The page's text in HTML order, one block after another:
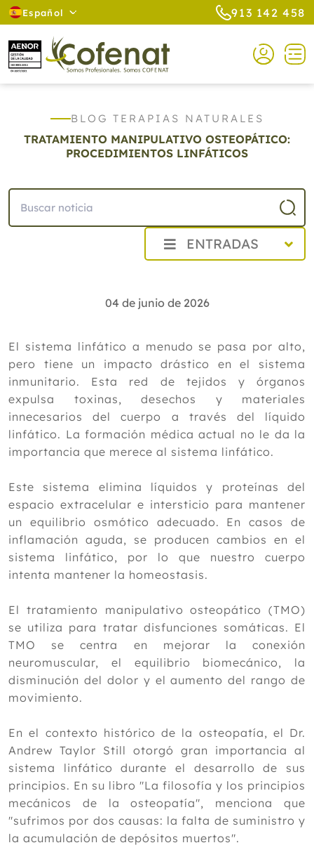
Español 913 142 458
BLOG TERAPIAS NATURALES
TRATAMIENTO MANIPULATIVO OSTEOPÁTICO:
PROCEDIMIENTOS LINFÁTICOS
ENTRADAS
Julio
España debuta el lunes: la ayuda
invisible que busca evitar lesiones en
pleno Mundial
Eficacia comparativa de la acupresión
y la aromaterapia con eucalipto en la
gravedad del dolor de cabeza en
pacientes en hemodiálisis
Efecto del Pilates en osteoartritis de
rodilla
piernas hinchadas por el calor
Cofenat reclama al Gobierno la
regulación de la Osteopatía en España
tras el caso de Italia
Tratamiento manipulativo osteopático
en 564 niños con cardiopatía
congénita: Informe de un proyecto
Tratamiento manipulativo osteopático:
procedimientos linfáticos
Digitopuntura y masaje Do-in
Mayo
Abril
Enero
2025
2024
2023
2022
04 de junio de 2026
El sistema linfático a menudo se pasa por alto,
pero tiene un impacto drástico en el sistema
inmunitario. Esta red de tejidos y órganos
expulsa toxinas, desechos y materiales
innecesarios del cuerpo a través del líquido
linfático. La formación médica actual no le da la
importancia que merece al sistema linfático.
Este sistema elimina líquidos y proteínas del
espacio extracelular e intersticio para mantener
un equilibrio osmótico adecuado. En casos de
inflamación aguda, se producen cambios en el
sistema linfático, por lo que nuestro cuerpo
intenta mantener la homeostasis.
El tratamiento manipulativo osteopático (TMO)
se utiliza para tratar disfunciones somáticas. El
TMO se centra en mejorar la conexión
neuromuscular, el equilibrio biomecánico, la
disminución del dolor y el aumento del rango de
movimiento.
En el contexto histórico de la osteopatía, el Dr.
Andrew Taylor Still otorgó gran importancia al
sistema linfático durante el desarrollo de sus
principios. En su libro "La filosofía y los principios
mecánicos de la osteopatía", menciona que
"sufrimos por dos causas: la falta de suministro y
la acumulación de depósitos muertos".